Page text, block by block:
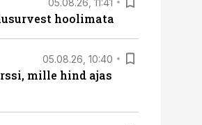
hoolimata
05.08.26, 10:40
mille hind ajas